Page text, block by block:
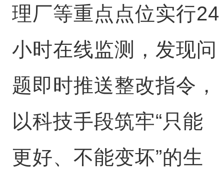
理厂等重点点位实行24
小时在线监测，发现问
题即时推送整改指令，
以科技手段筑牢“只能
更好、不能变坏”的生